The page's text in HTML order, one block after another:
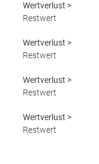
Wertverlust >
Restwert
Wertverlust >
Restwert
Wertverlust >
Restwert
Wertverlust >
Restwert